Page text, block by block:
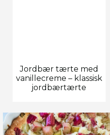
Jordbær tærte med
vanillecreme – klassisk
jordbærtærte